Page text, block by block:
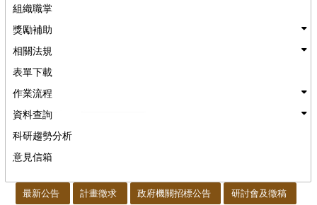
組織職掌
獎勵補助
相關法規
表單下載
作業流程
資料查詢
科研趨勢分析
意見信箱
最新公告 計畫徵求 政府機關招標公告 研討會及徵稿